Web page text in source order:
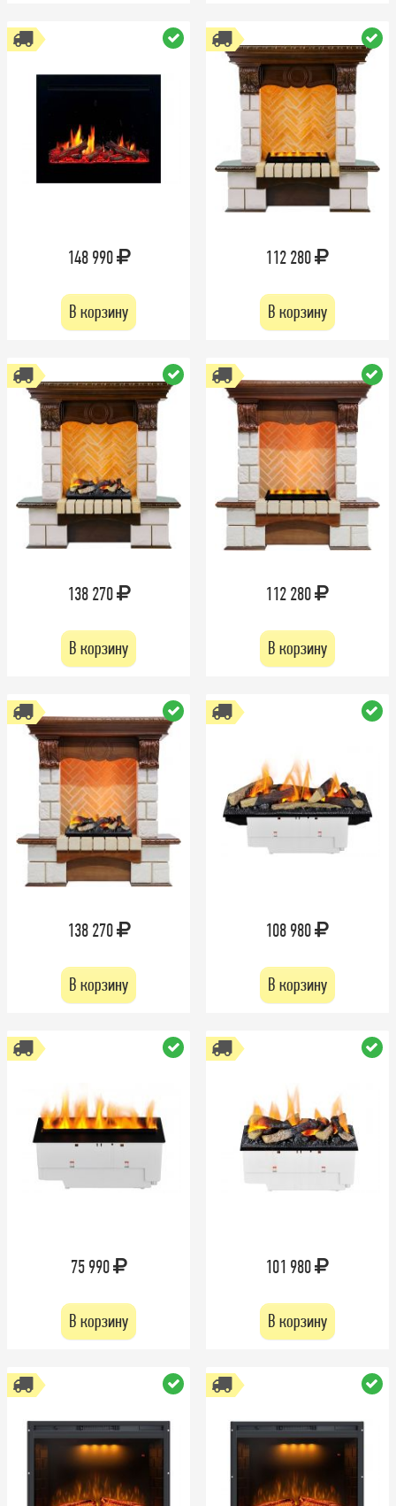
148 990
В корзину
112 280
В корзину
138 270
В корзину
112 280
В корзину
138 270
В корзину
108 980
В корзину
75 990
В корзину
101 980
В корзину